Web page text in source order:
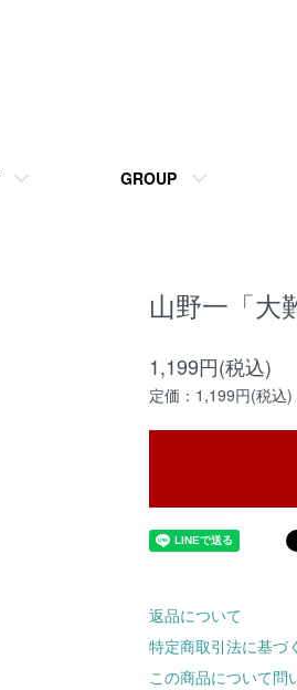
GROUP
山野一「大
1,199円(税込)
定価：1,199円(税込)
返品について
特定商取引法に基づ
この商品について問